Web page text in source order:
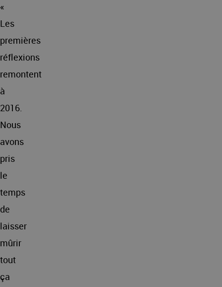
«
Les
premières
réflexions
remontent
à
2016.
Nous
avons
pris
le
temps
de
laisser
mûrir
tout
ça